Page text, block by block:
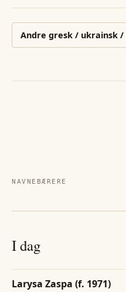
Andre gresk / ukrainsk /
NAVNEBÆRERE
I dag
Larysa Zaspa (f. 1971)